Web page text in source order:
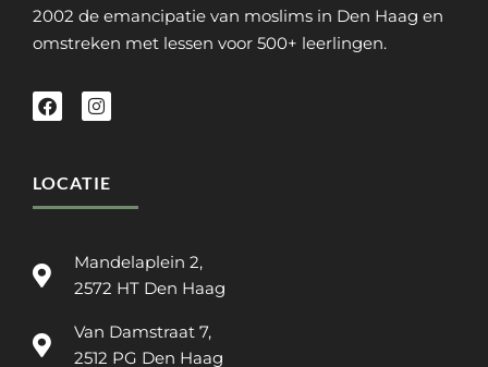
2002 de emancipatie van moslims in Den Haag en
omstreken met lessen voor 500+ leerlingen.
LOCATIE
Mandelaplein 2,
2572 HT Den Haag
Van Damstraat 7,
2512 PG Den Haag